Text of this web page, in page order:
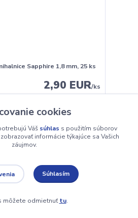
Sapphire 1,8 mm, 25 ks
2,90 EUR/ks
Pridať do košíka
cookies
Váš súhlas s použitím súborov
informácie týkajúce sa Vašich
záujmov.
Súhlasím
môžete odmietnuťtu.